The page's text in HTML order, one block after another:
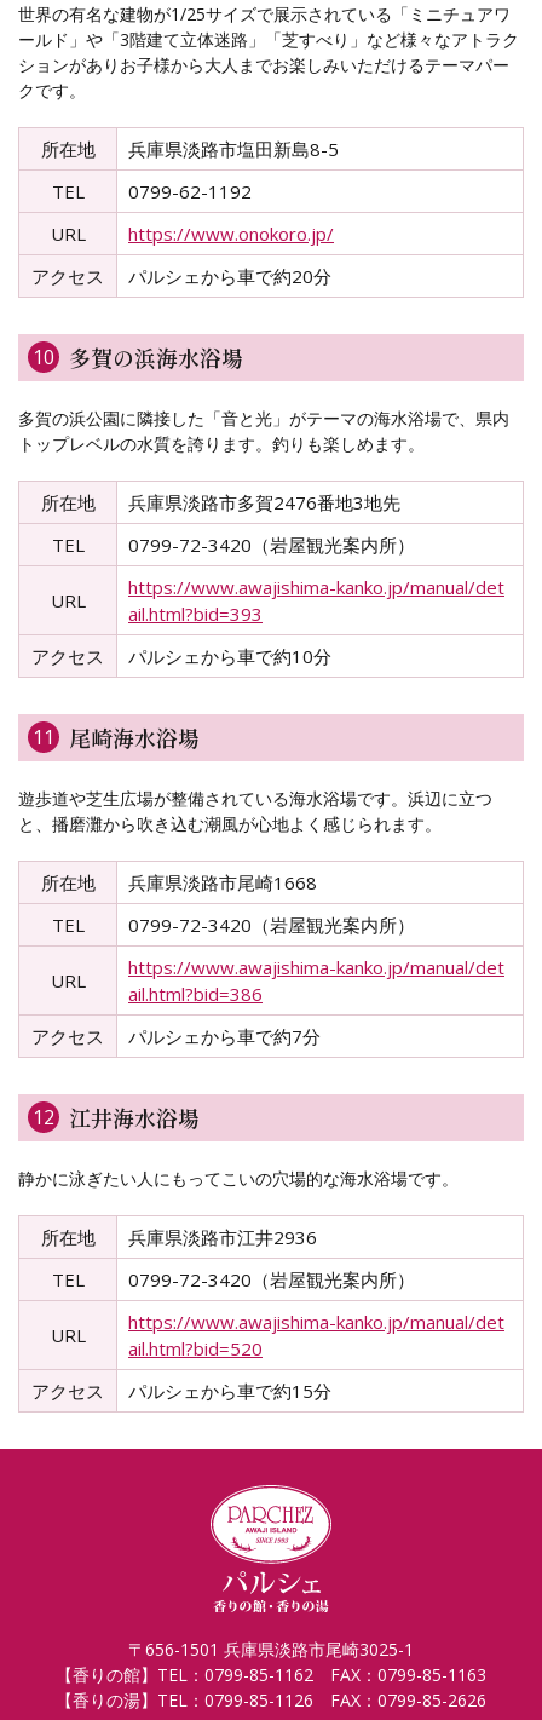
世界の有名な建物が1/25サイズで展示されている「ミニチュアワ
ールド」や「3階建て立体迷路」「芝すべり」など様々なアトラク
ションがありお子様から大人までお楽しみいただけるテーマパー
クです。
所在地
兵庫県淡路市塩田新島8-5
TEL
0799-62-1192
URL
https://www.onokoro.jp/
アクセス
パルシェから車で約20分
10 多賀の浜海水浴場
多賀の浜公園に隣接した「音と光」がテーマの海水浴場で、県内
トップレベルの水質を誇ります。釣りも楽しめます。
所在地
兵庫県淡路市多賀2476番地3地先
TEL
0799-72-3420（岩屋観光案内所）
URL
https://www.awajishima-kanko.jp/manual/det
ail.html?bid=393
アクセス
パルシェから車で約10分
11 尾崎海水浴場
遊歩道や芝生広場が整備されている海水浴場です。浜辺に立つ
と、播磨灘から吹き込む潮風が心地よく感じられます。
所在地
兵庫県淡路市尾崎1668
TEL
0799-72-3420（岩屋観光案内所）
URL
https://www.awajishima-kanko.jp/manual/det
ail.html?bid=386
アクセス
パルシェから車で約7分
12 江井海水浴場
静かに泳ぎたい人にもってこいの穴場的な海水浴場です。
所在地
兵庫県淡路市江井2936
TEL
0799-72-3420（岩屋観光案内所）
URL
https://www.awajishima-kanko.jp/manual/det
ail.html?bid=520
アクセス
パルシェから車で約15分
〒656-1501 兵庫県淡路市尾崎3025-1
【香りの館】TEL：0799-85-1162 FAX：0799-85-1163
【香りの湯】TEL：0799-85-1126 FAX：0799-85-2626